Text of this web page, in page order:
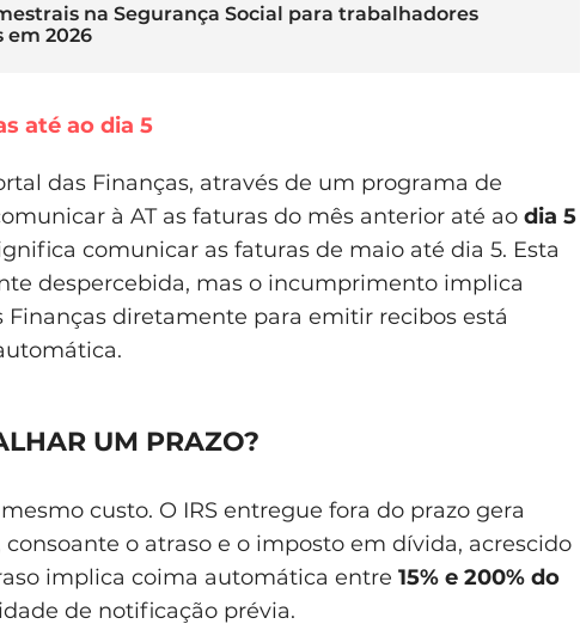
na Segurança Social para trabalhadores
em 2026
até ao dia 5
das Finanças, através de um programa de
à AT as faturas do mês anterior até ao dia 5
comunicar as faturas de maio até dia 5. Esta
despercebida, mas o incumprimento implica
Finanças diretamente para emitir recibos está
UM PRAZO?
custo. O IRS entregue fora do prazo gera
consoante o atraso e o imposto em dívida, acrescido
implica coima automática entre 15% e 200% do
de notificação prévia.